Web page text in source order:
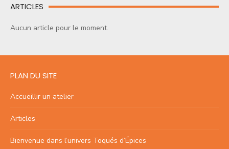
ARTICLES
Aucun article pour le moment.
PLAN DU SITE
Accueillir un atelier
Articles
Bienvenue dans l’univers Toqués d’Épices